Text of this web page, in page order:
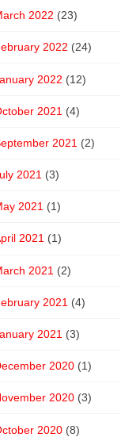
2022 (23)
2022 (24)
2022 (12)
2021 (4)
2021 (2)
2021 (3)
2021 (1)
2021 (1)
2021 (2)
2021 (4)
2021 (3)
2020 (1)
2020 (3)
2020 (8)